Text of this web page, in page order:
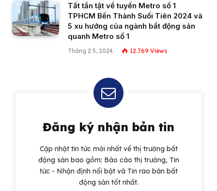
Tất tần tật về tuyến Metro số 1
TPHCM Bến Thành Suối Tiên 2024 và
5 xu hướng của ngành bất động sản
quanh Metro số 1
Tháng 2 5, 2024 12.769 Views
Đăng ký nhận bản tin
Cập nhật tin tức mới nhất về thị trường bất
động sản bao gồm: Báo cáo thị trường, Tin
tức - Nhận định nổi bật và Tin rao bán bất
động sản tốt nhất.